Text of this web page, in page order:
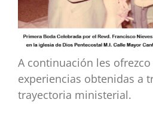
A continuación les
experiencias obtenidas a
trayectoria ministerial.